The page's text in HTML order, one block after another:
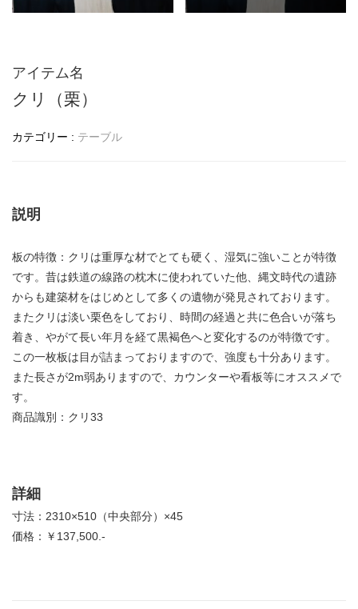
アイテム名
クリ（栗）
カテゴリー : テーブル
説明
板の特徴：クリは重厚な材でとても硬く、湿気に強いことが特徴
です。昔は鉄道の線路の枕木に使われていた他、縄文時代の遺跡
からも建築材をはじめとして多くの遺物が発見されております。
またクリは淡い栗色をしており、時間の経過と共に色合いが落ち
着き、やがて長い年月を経て黒褐色へと変化するのが特徴です。
この一枚板は目が詰まっておりますので、強度も十分あります。
また長さが2m弱ありますので、カウンターや看板等にオススメで
す。
商品識別：クリ33
詳細
寸法：2310×510（中央部分）×45
価格：￥137,500.-